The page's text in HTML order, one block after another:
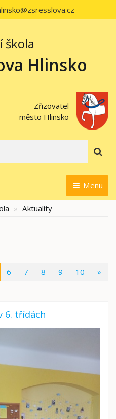
škola
Hlinsko
Zřizovatel
město Hlinsko
Menu
Aktuality
6 7 8 9 10 »
6. třídách